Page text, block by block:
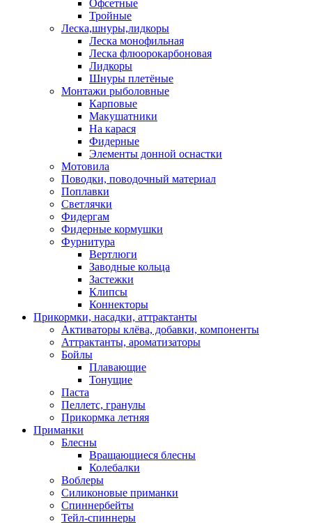
Офсетные
Тройные
Леска,шнуры,лидкоры
Леска монофильная
Леска флюорокарбоновая
Лидкоры
Шнуры плетёные
Монтажи рыболовные
Карповые
Макушатники
На карася
Фидерные
Элементы донной оснастки
Мотовила
Поводки, поводочный материал
Поплавки
Светлячки
Фидергам
Фидерные кормушки
Фурнитура
Вертлюги
Заводные кольца
Застежки
Клипсы
Коннекторы
Прикормки, насадки, аттрактанты
Активаторы клёва, добавки, компоненты
Аттрактанты, ароматизаторы
Бойлы
Плавающие
Тонущие
Паста
Пеллетс, гранулы
Прикормка летняя
Приманки
Блесны
Вращающиеся блесны
Колебалки
Воблеры
Силиконовые приманки
Спиннербейты
Тейл-спиннеры